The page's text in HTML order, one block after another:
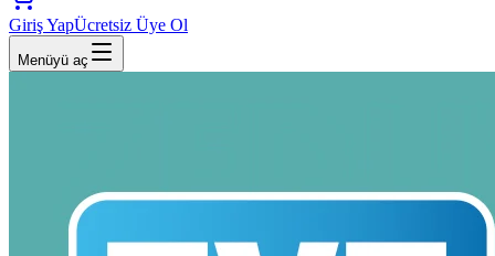
Giriş YapÜcretsiz Üye Ol
Menüyü aç